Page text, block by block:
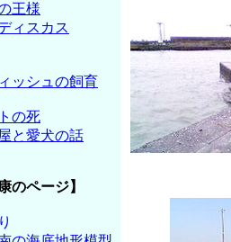
王様
ィスカス
ッシュの飼育
の死
と愛犬の話
のページ】